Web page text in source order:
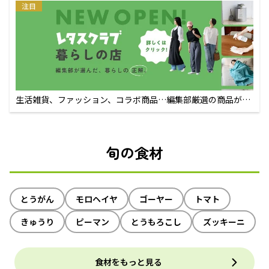
注目
生活雑貨、ファッション、コラボ商品…編集部厳選の商品が買
えるECサイト
旬の食材
とうがん モロヘイヤ ゴーヤー
トマト
きゅうり
ピーマン とうもろこし ズッキーニ
食材をもっと見る